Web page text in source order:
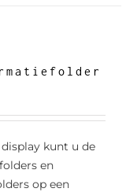
kunt u de
en
op een